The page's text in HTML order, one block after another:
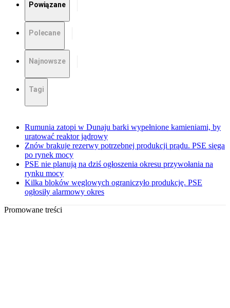
Powiązane
Polecane
Najnowsze
Tagi
Rumunia zatopi w Dunaju barki wypełnione kamieniami, by
uratować reaktor jądrowy
Znów brakuje rezerwy potrzebnej produkcji prądu. PSE sięga
po rynek mocy
PSE nie planują na dziś ogłoszenia okresu przywołania na
rynku mocy
Kilka bloków węglowych ograniczyło produkcję. PSE
ogłosiły alarmowy okres
Promowane treści